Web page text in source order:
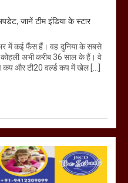
जानें टीम इंडिया के स्टार
भर में कई फैंस हैं। वह दुनिया के सबसे
अभी करीब 36 साल के हैं। वे
कप और टी20 वर्ल्ड कप में खेल […]